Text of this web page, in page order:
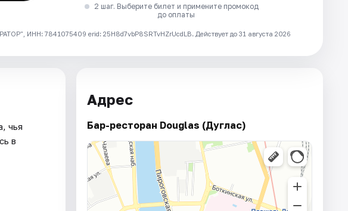
2 шаг. Выберите билет и примените промокод
до оплаты
ИНН: 7841075409 erid: 25H8d7vbP8SRTvHZrUcdLB. Действует до 31 августа 2026
чья
в
Адрес
Бар-ресторан Douglas (Дуглас)